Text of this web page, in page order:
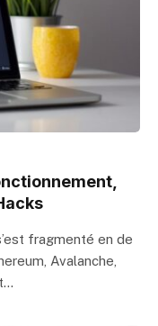
fragmenté en de
Avalanche,